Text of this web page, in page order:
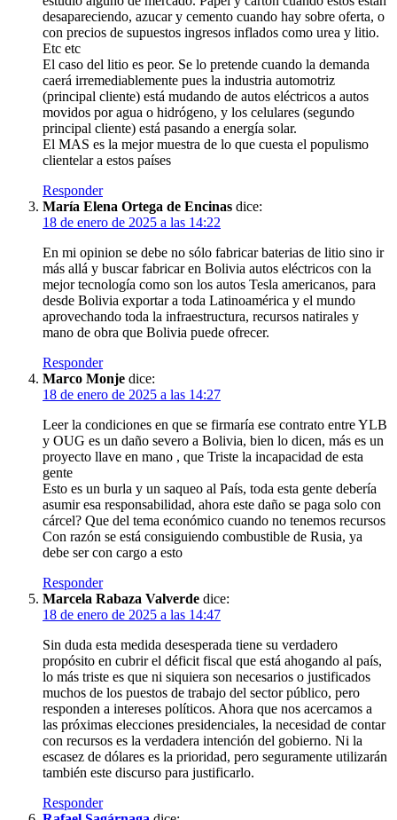
desapareciendo, azucar y cemento cuando hay sobre oferta, o
con precios de supuestos ingresos inflados como urea y litio.
Etc etc
El caso del litio es peor. Se lo pretende cuando la demanda
caerá irremediablemente pues la industria automotriz
(principal cliente) está mudando de autos eléctricos a autos
movidos por agua o hidrógeno, y los celulares (segundo
principal cliente) está pasando a energía solar.
El MAS es la mejor muestra de lo que cuesta el populismo
clientelar a estos países
Responder
María Elena Ortega de Encinas dice:
18 de enero de 2025 a las 14:22
En mi opinion se debe no sólo fabricar baterias de litio sino ir
más allá y buscar fabricar en Bolivia autos eléctricos con la
mejor tecnología como son los autos Tesla americanos, para
desde Bolivia exportar a toda Latinoamérica y el mundo
aprovechando toda la infraestructura, recursos natirales y
mano de obra que Bolivia puede ofrecer.
Responder
Marco Monje dice:
18 de enero de 2025 a las 14:27
Leer la condiciones en que se firmaría ese contrato entre YLB
y OUG es un daño severo a Bolivia, bien lo dicen, más es un
proyecto llave en mano , que Triste la incapacidad de esta
gente
Esto es un burla y un saqueo al País, toda esta gente debería
asumir esa responsabilidad, ahora este daño se paga solo con
cárcel? Que del tema económico cuando no tenemos recursos
Con razón se está consiguiendo combustible de Rusia, ya
debe ser con cargo a esto
Responder
Marcela Rabaza Valverde dice:
18 de enero de 2025 a las 14:47
Sin duda esta medida desesperada tiene su verdadero
propósito en cubrir el déficit fiscal que está ahogando al país,
lo más triste es que ni siquiera son necesarios o justificados
muchos de los puestos de trabajo del sector público, pero
responden a intereses políticos. Ahora que nos acercamos a
las próximas elecciones presidenciales, la necesidad de contar
con recursos es la verdadera intención del gobierno. Ni la
escasez de dólares es la prioridad, pero seguramente utilizarán
también este discurso para justificarlo.
Responder